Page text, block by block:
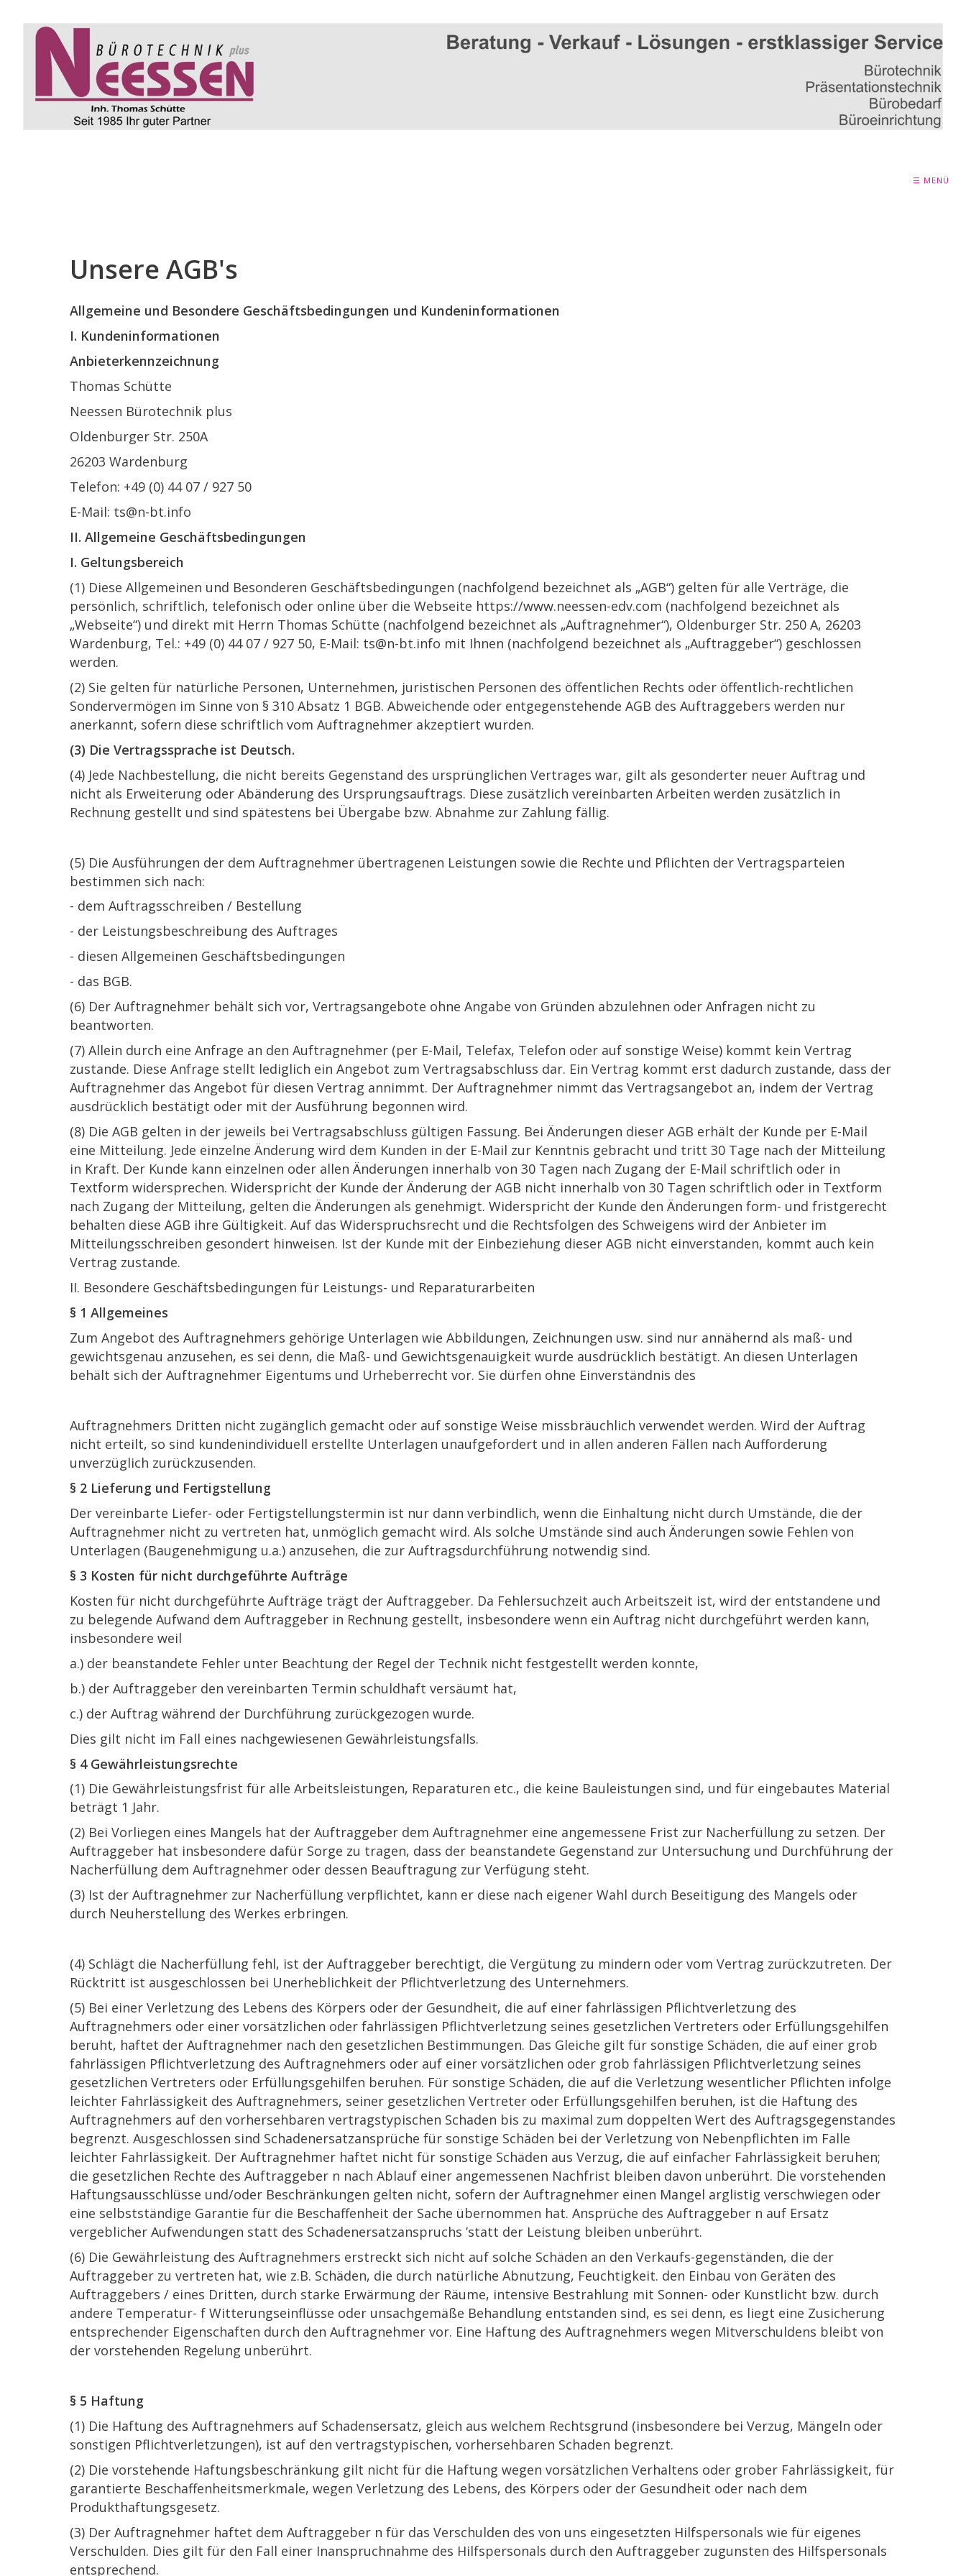
☰ MENÜ
Unsere AGB's
Allgemeine und Besondere Geschäftsbedingungen und Kundeninformationen
I. Kundeninformationen
Anbieterkennzeichnung
Thomas Schütte
Neessen Bürotechnik plus
Oldenburger Str. 250A
26203 Wardenburg
Telefon: +49 (0) 44 07 / 927 50
E-Mail: ts@n-bt.info
II. Allgemeine Geschäftsbedingungen
I. Geltungsbereich
(1) Diese Allgemeinen und Besonderen Geschäftsbedingungen (nachfolgend bezeichnet als „AGB“) gelten für alle Verträge, die
persönlich, schriftlich, telefonisch oder online über die Webseite https://www.neessen-edv.com (nachfolgend bezeichnet als
„Webseite“) und direkt mit Herrn Thomas Schütte (nachfolgend bezeichnet als „Auftragnehmer“), Oldenburger Str. 250 A, 26203
Wardenburg, Tel.: +49 (0) 44 07 / 927 50, E-Mail: ts@n-bt.info mit Ihnen (nachfolgend bezeichnet als „Auftraggeber“) geschlossen
werden.
(2) Sie gelten für natürliche Personen, Unternehmen, juristischen Personen des öffentlichen Rechts oder öffentlich-rechtlichen
Sondervermögen im Sinne von § 310 Absatz 1 BGB. Abweichende oder entgegenstehende AGB des Auftraggebers werden nur
anerkannt, sofern diese schriftlich vom Auftragnehmer akzeptiert wurden.
(3) Die Vertragssprache ist Deutsch.
(4) Jede Nachbestellung, die nicht bereits Gegenstand des ursprünglichen Vertrages war, gilt als gesonderter neuer Auftrag und
nicht als Erweiterung oder Abänderung des Ursprungsauftrags. Diese zusätzlich vereinbarten Arbeiten werden zusätzlich in
Rechnung gestellt und sind spätestens bei Übergabe bzw. Abnahme zur Zahlung fällig.
(5) Die Ausführungen der dem Auftragnehmer übertragenen Leistungen sowie die Rechte und Pflichten der Vertragsparteien
bestimmen sich nach:
- dem Auftragsschreiben / Bestellung
- der Leistungsbeschreibung des Auftrages
- diesen Allgemeinen Geschäftsbedingungen
- das BGB.
(6) Der Auftragnehmer behält sich vor, Vertragsangebote ohne Angabe von Gründen abzulehnen oder Anfragen nicht zu
beantworten.
(7) Allein durch eine Anfrage an den Auftragnehmer (per E-Mail, Telefax, Telefon oder auf sonstige Weise) kommt kein Vertrag
zustande. Diese Anfrage stellt lediglich ein Angebot zum Vertragsabschluss dar. Ein Vertrag kommt erst dadurch zustande, dass der
Auftragnehmer das Angebot für diesen Vertrag annimmt. Der Auftragnehmer nimmt das Vertragsangebot an, indem der Vertrag
ausdrücklich bestätigt oder mit der Ausführung begonnen wird.
(8) Die AGB gelten in der jeweils bei Vertragsabschluss gültigen Fassung. Bei Änderungen dieser AGB erhält der Kunde per E-Mail
eine Mitteilung. Jede einzelne Änderung wird dem Kunden in der E-Mail zur Kenntnis gebracht und tritt 30 Tage nach der Mitteilung
in Kraft. Der Kunde kann einzelnen oder allen Änderungen innerhalb von 30 Tagen nach Zugang der E-Mail schriftlich oder in
Textform widersprechen. Widerspricht der Kunde der Änderung der AGB nicht innerhalb von 30 Tagen schriftlich oder in Textform
nach Zugang der Mitteilung, gelten die Änderungen als genehmigt. Widerspricht der Kunde den Änderungen form- und fristgerecht
behalten diese AGB ihre Gültigkeit. Auf das Widerspruchsrecht und die Rechtsfolgen des Schweigens wird der Anbieter im
Mitteilungsschreiben gesondert hinweisen. Ist der Kunde mit der Einbeziehung dieser AGB nicht einverstanden, kommt auch kein
Vertrag zustande.
II. Besondere Geschäftsbedingungen für Leistungs- und Reparaturarbeiten
§ 1 Allgemeines
Zum Angebot des Auftragnehmers gehörige Unterlagen wie Abbildungen, Zeichnungen usw. sind nur annähernd als maß- und
gewichtsgenau anzusehen, es sei denn, die Maß- und Gewichtsgenauigkeit wurde ausdrücklich bestätigt. An diesen Unterlagen
behält sich der Auftragnehmer Eigentums und Urheberrecht vor. Sie dürfen ohne Einverständnis des
Auftragnehmers Dritten nicht zugänglich gemacht oder auf sonstige Weise missbräuchlich verwendet werden. Wird der Auftrag
nicht erteilt, so sind kundenindividuell erstellte Unterlagen unaufgefordert und in allen anderen Fällen nach Aufforderung
unverzüglich zurückzusenden.
§ 2 Lieferung und Fertigstellung
Der vereinbarte Liefer- oder Fertigstellungstermin ist nur dann verbindlich, wenn die Einhaltung nicht durch Umstände, die der
Auftragnehmer nicht zu vertreten hat, unmöglich gemacht wird. Als solche Umstände sind auch Änderungen sowie Fehlen von
Unterlagen (Baugenehmigung u.a.) anzusehen, die zur Auftragsdurchführung notwendig sind.
§ 3 Kosten für nicht durchgeführte Aufträge
Kosten für nicht durchgeführte Aufträge trägt der Auftraggeber. Da Fehlersuchzeit auch Arbeitszeit ist, wird der entstandene und
zu belegende Aufwand dem Auftraggeber in Rechnung gestellt, insbesondere wenn ein Auftrag nicht durchgeführt werden kann,
insbesondere weil
a.) der beanstandete Fehler unter Beachtung der Regel der Technik nicht festgestellt werden konnte,
b.) der Auftraggeber den vereinbarten Termin schuldhaft versäumt hat,
c.) der Auftrag während der Durchführung zurückgezogen wurde.
Dies gilt nicht im Fall eines nachgewiesenen Gewährleistungsfalls.
§ 4 Gewährleistungsrechte
(1) Die Gewährleistungsfrist für alle Arbeitsleistungen, Reparaturen etc., die keine Bauleistungen sind, und für eingebautes Material
beträgt 1 Jahr.
(2) Bei Vorliegen eines Mangels hat der Auftraggeber dem Auftragnehmer eine angemessene Frist zur Nacherfüllung zu setzen. Der
Auftraggeber hat insbesondere dafür Sorge zu tragen, dass der beanstandete Gegenstand zur Untersuchung und Durchführung der
Nacherfüllung dem Auftragnehmer oder dessen Beauftragung zur Verfügung steht.
(3) Ist der Auftragnehmer zur Nacherfüllung verpflichtet, kann er diese nach eigener Wahl durch Beseitigung des Mangels oder
durch Neuherstellung des Werkes erbringen.
(4) Schlägt die Nacherfüllung fehl, ist der Auftraggeber berechtigt, die Vergütung zu mindern oder vom Vertrag zurückzutreten. Der
Rücktritt ist ausgeschlossen bei Unerheblichkeit der Pflichtverletzung des Unternehmers.
(5) Bei einer Verletzung des Lebens des Körpers oder der Gesundheit, die auf einer fahrlässigen Pflichtverletzung des
Auftragnehmers oder einer vorsätzlichen oder fahrlässigen Pflichtverletzung seines gesetzlichen Vertreters oder Erfüllungsgehilfen
beruht, haftet der Auftragnehmer nach den gesetzlichen Bestimmungen. Das Gleiche gilt für sonstige Schäden, die auf einer grob
fahrlässigen Pflichtverletzung des Auftragnehmers oder auf einer vorsätzlichen oder grob fahrlässigen Pflichtverletzung seines
gesetzlichen Vertreters oder Erfüllungsgehilfen beruhen. Für sonstige Schäden, die auf die Verletzung wesentlicher Pflichten infolge
leichter Fahrlässigkeit des Auftragnehmers, seiner gesetzlichen Vertreter oder Erfüllungsgehilfen beruhen, ist die Haftung des
Auftragnehmers auf den vorhersehbaren vertragstypischen Schaden bis zu maximal zum doppelten Wert des Auftragsgegenstandes
begrenzt. Ausgeschlossen sind Schadenersatzansprüche für sonstige Schäden bei der Verletzung von Nebenpflichten im Falle
leichter Fahrlässigkeit. Der Auftragnehmer haftet nicht für sonstige Schäden aus Verzug, die auf einfacher Fahrlässigkeit beruhen;
die gesetzlichen Rechte des Auftraggeber n nach Ablauf einer angemessenen Nachfrist bleiben davon unberührt. Die vorstehenden
Haftungsausschlüsse und/oder Beschränkungen gelten nicht, sofern der Auftragnehmer einen Mangel arglistig verschwiegen oder
eine selbstständige Garantie für die Beschaffenheit der Sache übernommen hat. Ansprüche des Auftraggeber n auf Ersatz
vergeblicher Aufwendungen statt des Schadenersatzanspruchs ’statt der Leistung bleiben unberührt.
(6) Die Gewährleistung des Auftragnehmers erstreckt sich nicht auf solche Schäden an den Verkaufs-gegenständen, die der
Auftraggeber zu vertreten hat, wie z.B. Schäden, die durch natürliche Abnutzung, Feuchtigkeit. den Einbau von Geräten des
Auftraggebers / eines Dritten, durch starke Erwärmung der Räume, intensive Bestrahlung mit Sonnen- oder Kunstlicht bzw. durch
andere Temperatur- f Witterungseinflüsse oder unsachgemäße Behandlung entstanden sind, es sei denn, es liegt eine Zusicherung
entsprechender Eigenschaften durch den Auftragnehmer vor. Eine Haftung des Auftragnehmers wegen Mitverschuldens bleibt von
der vorstehenden Regelung unberührt.
§ 5 Haftung
(1) Die Haftung des Auftragnehmers auf Schadensersatz, gleich aus welchem Rechtsgrund (insbesondere bei Verzug, Mängeln oder
sonstigen Pflichtverletzungen), ist auf den vertragstypischen, vorhersehbaren Schaden begrenzt.
(2) Die vorstehende Haftungsbeschränkung gilt nicht für die Haftung wegen vorsätzlichen Verhaltens oder grober Fahrlässigkeit, für
garantierte Beschaffenheitsmerkmale, wegen Verletzung des Lebens, des Körpers oder der Gesundheit oder nach dem
Produkthaftungsgesetz.
(3) Der Auftragnehmer haftet dem Auftraggeber n für das Verschulden des von uns eingesetzten Hilfspersonals wie für eigenes
Verschulden. Dies gilt für den Fall einer Inanspruchnahme des Hilfspersonals durch den Auftraggeber zugunsten des Hilfspersonals
entsprechend.